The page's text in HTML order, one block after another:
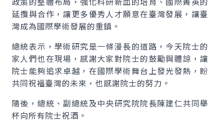
延攬與合作，讓更多優秀人才願意在臺灣發展，讓臺
灣成為國際學術發展的重鎮。
總統表示，學術研究是一條漫長的道路，今天院士的
家人們也在現場，感謝大家對院士的鼓勵與體諒，讓
院士能夠追求卓越，在國際學術舞台上發光發熱，盼
共同祝福臺灣的未來，也感謝院士的努力。
隨後，總統、副總統及中央研究院院長陳建仁共同舉
杯向所有院士祝酒。